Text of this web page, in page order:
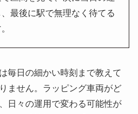
最後に駅で無理なく待てる
毎日の細かい時刻まで教えて
ません。ラッピング車両がど
日々の運用で変わる可能性が